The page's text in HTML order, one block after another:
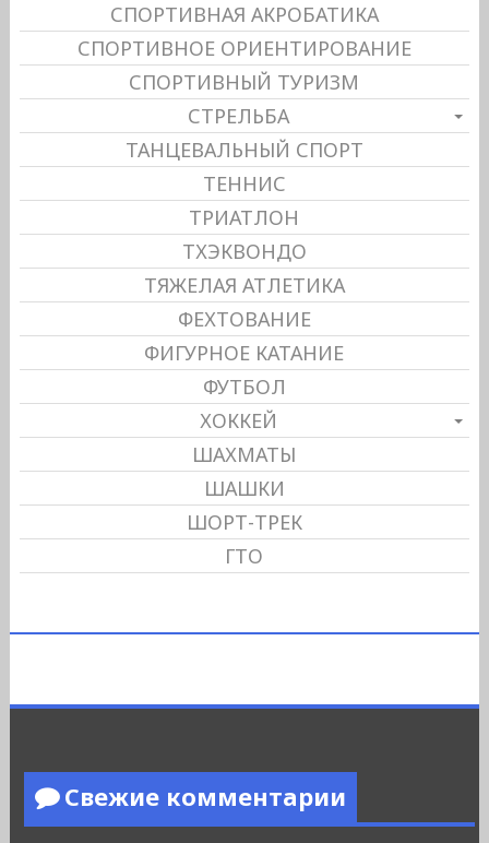
СПОРТИВНАЯ АКРОБАТИКА
СПОРТИВНОЕ ОРИЕНТИРОВАНИЕ
СПОРТИВНЫЙ ТУРИЗМ
СТРЕЛЬБА
ТАНЦЕВАЛЬНЫЙ СПОРТ
ТЕННИС
ТРИАТЛОН
ТХЭКВОНДО
ТЯЖЕЛАЯ АТЛЕТИКА
ФЕХТОВАНИЕ
ФИГУРНОЕ КАТАНИЕ
ФУТБОЛ
ХОККЕЙ
ШАХМАТЫ
ШАШКИ
ШОРТ-ТРЕК
ГТО
Свежие комментарии